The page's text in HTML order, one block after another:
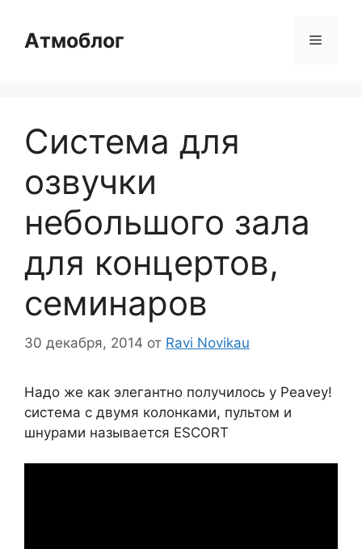
содержимому
Атмоблог Меню
Система для
озвучки
небольшого зала
для концертов,
семинаров
30 декабря, 2014 от Ravi Novikau
Надо же как элегантно получилось у Peavey!
система с двумя колонками, пультом и
шнурами называется ESCORT